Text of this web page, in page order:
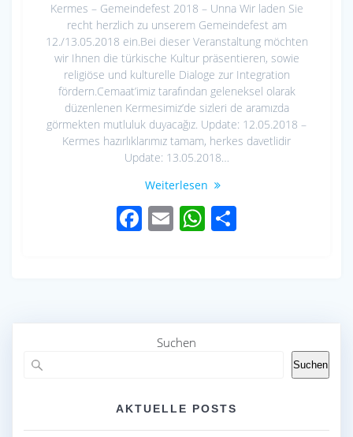
Kermes – Gemeindefest 2018 – Unna Wir laden Sie
recht herzlich zu unserem Gemeindefest am
12./13.05.2018 ein.Bei dieser Veranstaltung möchten
wir Ihnen die türkische Kultur präsentieren, sowie
religiöse und kulturelle Dialoge zur Integration
fördern.Cemaat’imiz tarafından geleneksel olarak
düzenlenen Kermesimiz’de sizleri de aramızda
görmekten mutluluk duyacağız. Update: 12.05.2018 –
Kermes hazırlıklarımız tamam, herkes davetlidir
Update: 13.05.2018…
Weiterlesen
F
o
E W
Suchen
Suchen
AKTUELLE POSTS